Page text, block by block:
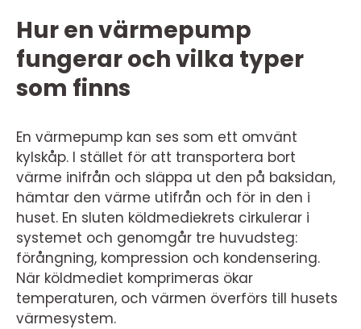
Hur en värmepump
fungerar och vilka typer
som finns
En värmepump kan ses som ett omvänt
kylskåp. I stället för att transportera bort
värme inifrån och släppa ut den på baksidan,
hämtar den värme utifrån och för in den i
huset. En sluten köldmediekrets cirkulerar i
systemet och genomgår tre huvudsteg:
förångning, kompression och kondensering.
När köldmediet komprimeras ökar
temperaturen, och värmen överförs till husets
värmesystem.